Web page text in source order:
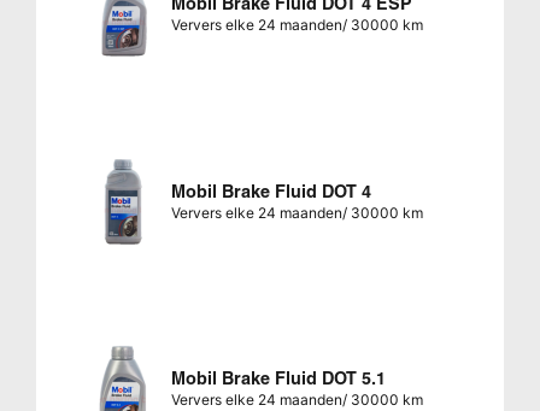
Ververs elke 24 maanden/ 30000 km
Mobil Brake Fluid DOT 4
Ververs elke 24 maanden/ 30000 km
Mobil Brake Fluid DOT 5.1
Ververs elke 24 maanden/ 30000 km